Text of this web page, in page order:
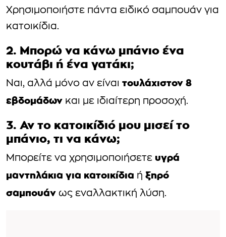
Χρησιμοποιήστε πάντα ειδικό σαμπουάν για
κατοικίδια.
2. Μπορώ να κάνω μπάνιο ένα
κουτάβι ή ένα γατάκι;
Ναι, αλλά μόνο αν είναι τουλάχιστον 8
εβδομάδων και με ιδιαίτερη προσοχή.
3. Αν το κατοικίδιό μου μισεί το
μπάνιο, τι να κάνω;
Μπορείτε να χρησιμοποιήσετε υγρά
μαντηλάκια για κατοικίδια ή ξηρό
σαμπουάν ως εναλλακτική λύση.